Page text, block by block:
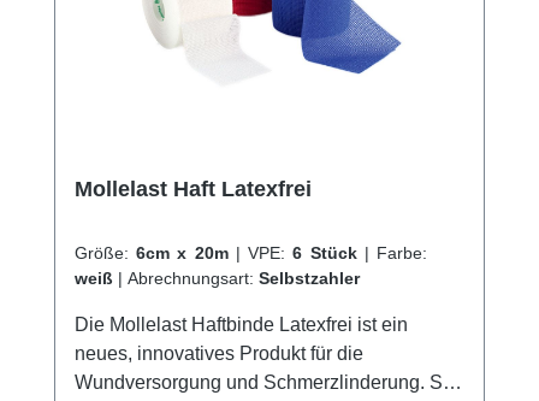
Mollelast Haft Latexfrei
Größe: 6cm x 20m | VPE: 6 Stück | Farbe:
weiß | Abrechnungsart: Selbstzahler
Die Mollelast Haftbinde Latexfrei ist ein
neues, innovatives Produkt für die
Wundversorgung und Schmerzlinderung. Sie